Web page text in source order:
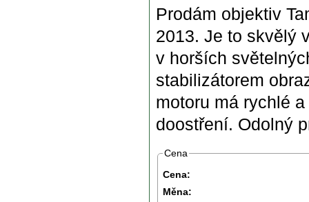
Prodám objektiv
2013. Je to skvělý
v horších
stabilizátorem
motoru má rychlé
doostření. Odolný
Cena
Cena:
Měna: